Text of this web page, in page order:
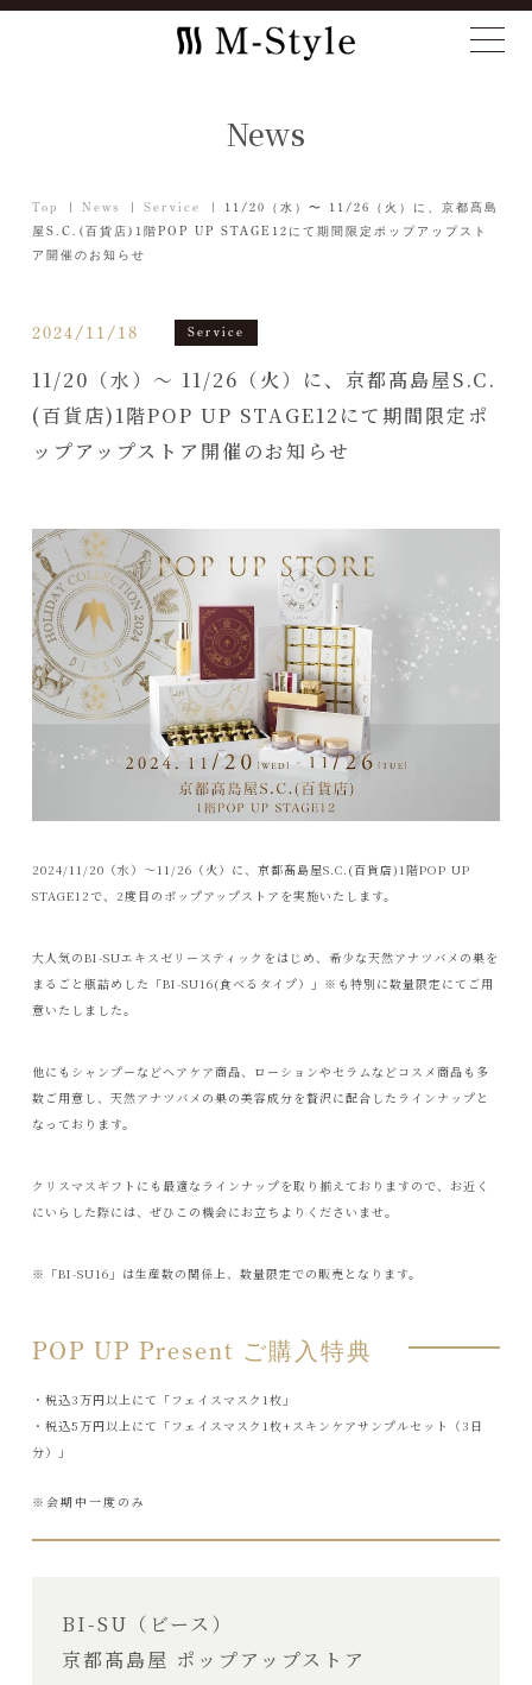
News
Top News Service
11/20（水）〜 11/26（火）に、京都髙島
屋S.C.(百貨店)1階POP UP STAGE12にて期間限定ポップアップスト
ア開催のお知らせ
2024/11/18 Service
11/20（水）〜 11/26（火）に、京都髙島屋S.C.
(百貨店)1階POP UP STAGE12にて期間限定ポ
ップアップストア開催のお知らせ
2024/11/20（水）〜11/26（火）に、京都髙島屋S.C.(百貨店)1階POP UP
STAGE12で、2度目のポップアップストアを実施いたします。
大人気のBI-SUエキスゼリースティックをはじめ、希少な天然アナツバメの巣を
まるごと瓶詰めした「BI-SU16(食べるタイプ）」※も特別に数量限定にてご用
意いたしました。
他にもシャンプーなどヘアケア商品、ローションやセラムなどコスメ商品も多
数ご用意し、天然アナツバメの巣の美容成分を贅沢に配合したラインナップと
なっております。
クリスマスギフトにも最適なラインナップを取り揃えておりますので、お近く
にいらした際には、ぜひこの機会にお立ちよりくださいませ。
※「BI-SU16」は生産数の関係上、数量限定での販売となります。
POP UP Present ご購入特典
・税込3万円以上にて「フェイスマスク1枚」
・税込5万円以上にて「フェイスマスク1枚+スキンケアサンプルセット（3日
分）」
※会期中一度のみ
BI-SU（ビース）
京都髙島屋 ポップアップストア